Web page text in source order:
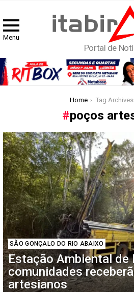
Menu
Portal de
Home Tag Archives: poços
poços
Latest
stories
SÃO GONÇALO DO RIO ABAIXO
Estação Ambiental de
comunidades
artesianos